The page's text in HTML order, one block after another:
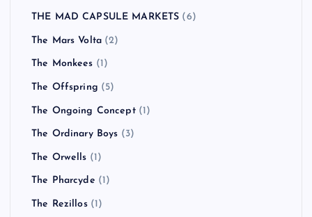
THE MAD CAPSULE MARKETS (6)
The Mars Volta (2)
The Monkees (1)
The Offspring (5)
The Ongoing Concept(1)
The Ordinary Boys (3)
The Orwells (1)
The Pharcyde (1)
The Rezillos(1)